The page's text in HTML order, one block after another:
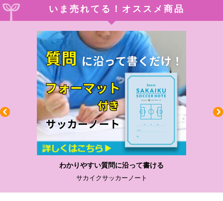
いま売れてる！オススメ商品
わかりやすい質問に沿って書ける
サカイクサッカーノート